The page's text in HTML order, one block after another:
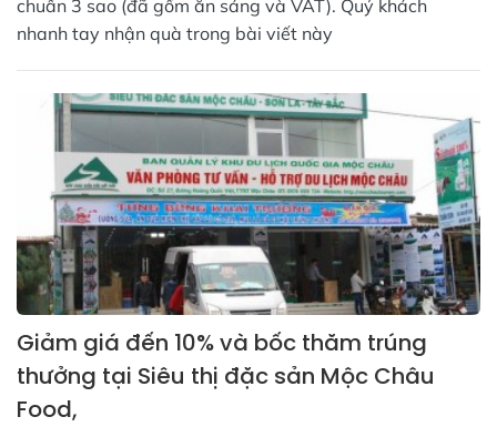
chuẩn 3 sao (đã gồm ăn sáng và VAT). Quý khách
nhanh tay nhận quà trong bài viết này
Giảm giá đến 10% và bốc thăm trúng
thưởng tại Siêu thị đặc sản Mộc Châu
Food,